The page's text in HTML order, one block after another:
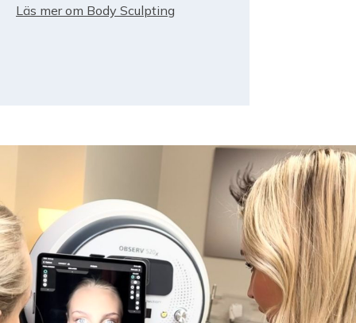
Läs mer om Body Sculpting